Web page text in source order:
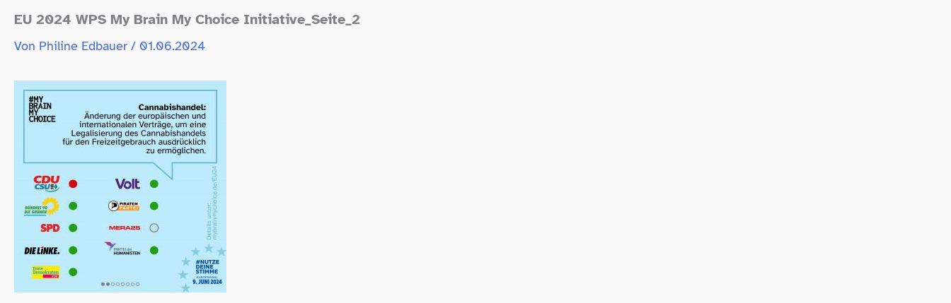
EU 2024 WPS My Brain My Choice Initiative_Seite_2
Von Philine Edbauer / 01.06.2024